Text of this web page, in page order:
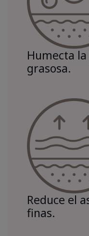
Humecta
grasosa.
Reduce el
finas.